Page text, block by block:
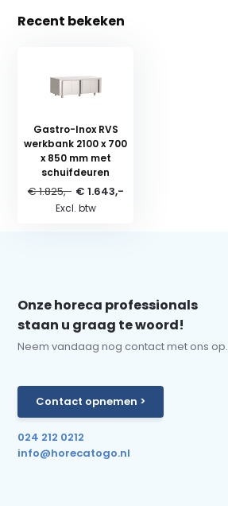
Recent bekeken
Gastro-Inox RVS
werkbank 2100 x 700
x 850 mm met
schuifdeuren
€ 1.825,- € 1.643,-
Excl. btw
Onze horeca professionals
staan u graag te woord!
Neem vandaag nog contact met ons op.
Contact opnemen >
024 212 0212
info@horecatogo.nl